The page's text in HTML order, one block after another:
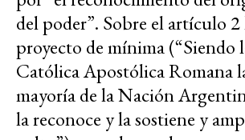
del poder”. Sobre el artículo
proyecto de mínima (“Siendo
Católica Apostólica Romana
mayoría de la Nación
la reconoce y la sostiene y